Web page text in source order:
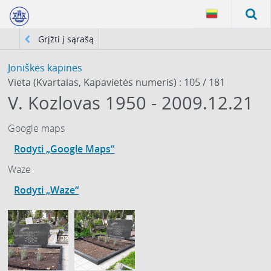
Grįžti į sąrašą
Joniškės kapinės
Vieta (Kvartalas, Kapavietės numeris) : 105 / 181
V. Kozlovas 1950 - 2009.12.21
Google maps
Rodyti „Google Maps“
Waze
Rodyti „Waze“